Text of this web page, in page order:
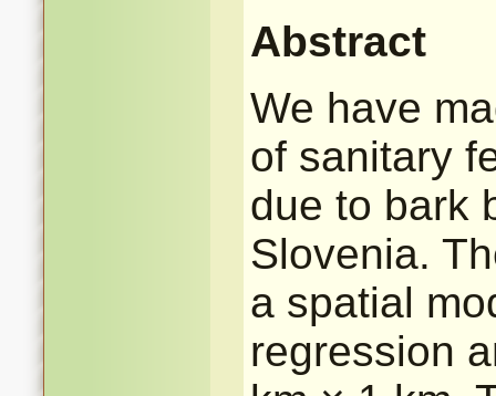
Abstract
We have
of sanitary
due to bark
Slovenia.
a spatial
regression